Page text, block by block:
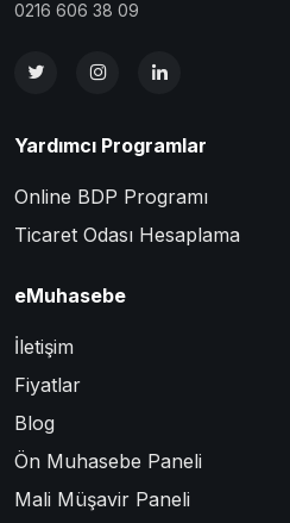
0216 606 38 09
Yardımcı Programlar
Online BDP Programı
Ticaret Odası Hesaplama
eMuhasebe
İletişim
Fiyatlar
Blog
Ön Muhasebe Paneli
Mali Müşavir Paneli